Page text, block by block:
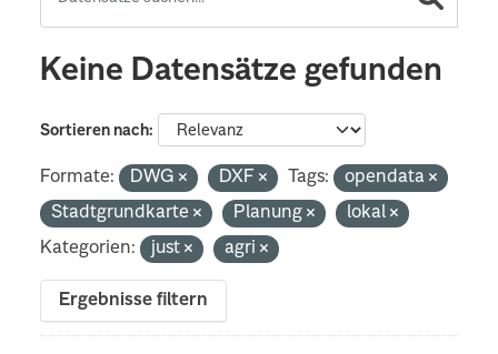
Keine Datensätze gefunden
Sortieren nach
Formate: DWG DXF Tags:
opendata
Stadtgrundkarte
Planung
lokal
Kategorien:
just agri
Ergebnisse filtern